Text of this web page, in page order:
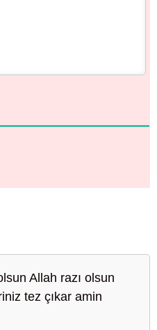
Allah razı olsun
tez çıkar amin